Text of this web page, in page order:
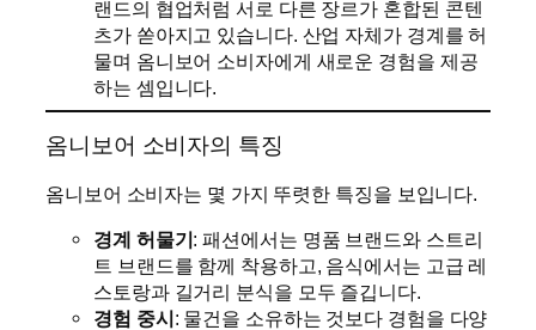
랜드의 협업처럼 서로 다른 장르가 혼합된 콘텐
츠가 쏟아지고 있습니다. 산업 자체가 경계를 허
물며 옴니보어 소비자에게 새로운 경험을 제공
하는 셈입니다.
옴니보어 소비자의 특징
옴니보어 소비자는 몇 가지 뚜렷한 특징을 보입니다.
경계 허물기: 패션에서는 명품 브랜드와 스트리
트 브랜드를 함께 착용하고, 음식에서는 고급 레
스토랑과 길거리 분식을 모두 즐깁니다.
경험 중시: 물건을 소유하는 것보다 경험을 다양